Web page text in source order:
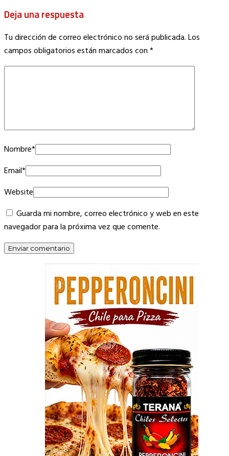
Deja una respuesta
Tu dirección de correo electrónico no será publicada.Los
campos obligatorios están marcados con*
Nombre*
Email*
Website
Guarda mi nombre, correo electrónico y web en este
navegador para la próxima vez que comente.